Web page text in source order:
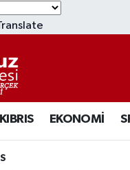
KIBRIS EKONOMİ
Eczaneler
Durumu
Yoğunluk Haritası
Durumu ve Fikstür